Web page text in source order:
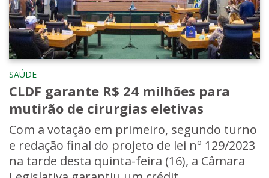
SAÚDE
CLDF garante R$ 24 milhões para
mutirão de cirurgias eletivas
Com a votação em primeiro, segundo turno
e redação final do projeto de lei nº 129/2023
na tarde desta quinta-feira (16), a Câmara